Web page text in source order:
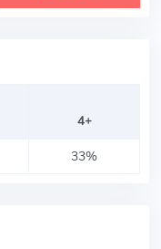
4+
33%